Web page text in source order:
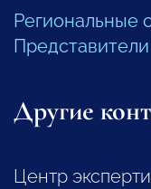
Региональные
Другие
Центр